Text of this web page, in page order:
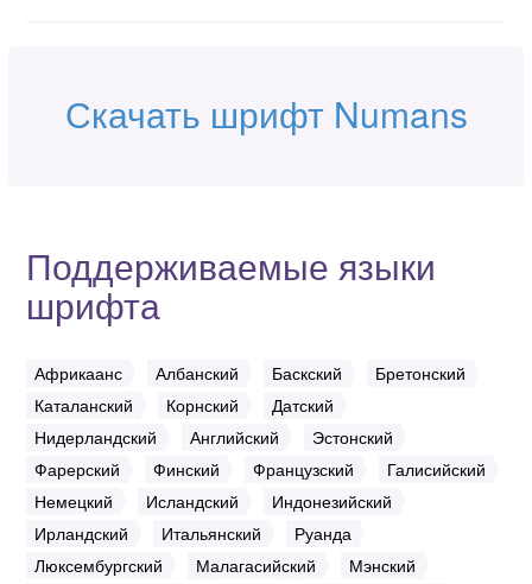
Скачать шрифт Numans
Поддерживаемые языки
шрифта
Африкаанс Албанский Баскский
Бретонский
Каталанский
Корнский
Датский
Нидерландский
Английский
Эстонский
Фарерский
Финский Французский
Галисийский
Немецкий
Исландский
Индонезийский
Ирландский
Итальянский
Руанда
Люксембургский
Малагасийский
Мэнский